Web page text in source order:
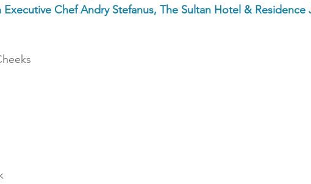
Chef Andry Stefanus, The Sultan Hotel & Residence